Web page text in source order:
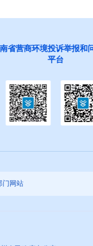
省营商环境投诉举报和问
平台
门网站